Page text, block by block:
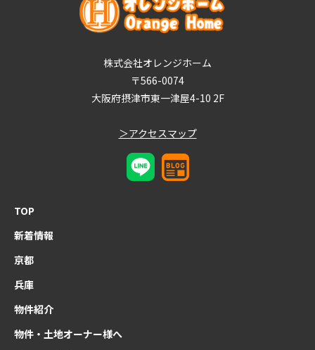
株式会社オレンジホーム
〒566-0074
大阪府摂津市東一津屋4-10 2F
＞アクセスマップ
TOP
新着情報
京都
兵庫
物件紹介
物件・土地オーナー様へ